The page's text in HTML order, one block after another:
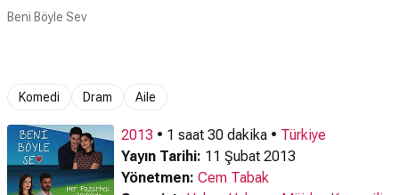
Beni Böyle Sev
Komedi Dram Aile
2013 • 1 saat 30 dakika • Türkiye
Yayın Tarihi: 11 Şubat 2013
Yönetmen: Cem Tabak